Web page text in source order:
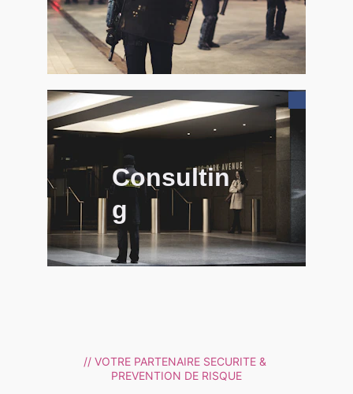
Consultin
g
// VOTRE PARTENAIRE SECURITE &
PREVENTION DE RISQUE